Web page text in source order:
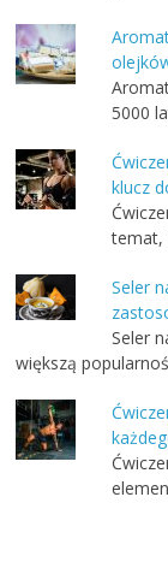
5000
klucz
temat,
Seler
Seler
większą